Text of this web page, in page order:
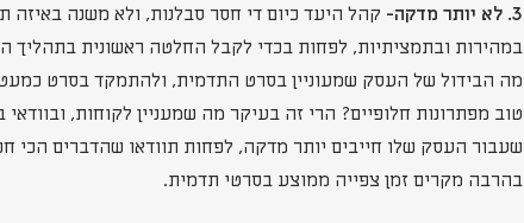
3. לא יותר מדקה-
קהל היעד כיום די חסר סבלנות, ולא משנה
במהירות ובתמציתיות, לפחות בכדי לקבל החלטה ראשונית
מה הבידול של העסק שמעוניין בסרט התדמית, ולהתמקד בסרט
טוב מפתרונות חלופיים? הרי זה בעיקר מה שמעניין לקוחות,
בהרבה מקרים זמן צפייה ממוצע בסרטי תדמית.